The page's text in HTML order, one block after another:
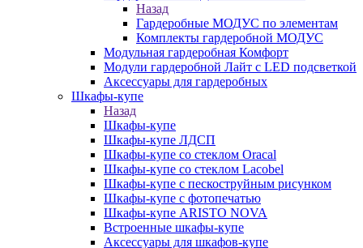
Назад
Гардеробные МОДУС по элементам
Комплекты гардеробной МОДУС
Модульная гардеробная Комфорт
Модули гардеробной Лайт с LED подсветкой
Аксессуары для гардеробных
Шкафы-купе
Назад
Шкафы-купе
Шкафы-купе ЛДСП
Шкафы-купе со стеклом Oracal
Шкафы-купе со стеклом Lacobel
Шкафы-купе с пескоструйным рисунком
Шкафы-купе с фотопечатью
Шкафы-купе ARISTO NOVA
Встроенные шкафы-купе
Аксессуары для шкафов-купе